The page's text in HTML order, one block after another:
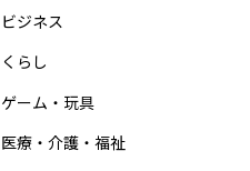
ビジネス
くらし
ゲーム・玩具
医療・介護・福祉